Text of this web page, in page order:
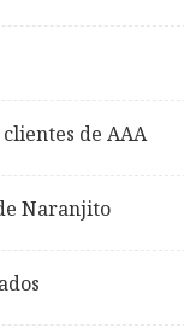
de AAA
Naranjito